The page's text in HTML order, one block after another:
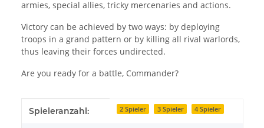
armies, special allies, tricky mercenaries and actions.
Victory can be achieved by two ways: by deploying
troops in a grand pattern or by killing all rival warlords,
thus leaving their forces undirected.
Are you ready for a battle, Commander?
Produkteigenschaft
Wert
Spieleranzahl: 2 Spieler 3 Spieler 4 Spieler